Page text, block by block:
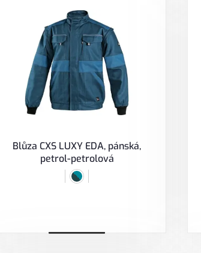
Blůza CXS LUXY EDA, pánská,
petrol-petrolová